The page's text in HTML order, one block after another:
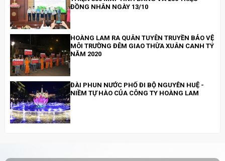
ĐỒNG NHÂN NGÀY 13/10
HOÀNG LAM RA QUÂN TUYÊN TRUYỀN BẢO VỆ
MÔI TRƯỜNG ĐÊM GIAO THỪA XUÂN CANH TÝ
NĂM 2020
ĐÀI PHUN NƯỚC PHỐ ĐI BỘ NGUYỄN HUỆ -
NIỀM TỰ HÀO CỦA CÔNG TY HOÀNG LAM
NGHĨA TÌNH